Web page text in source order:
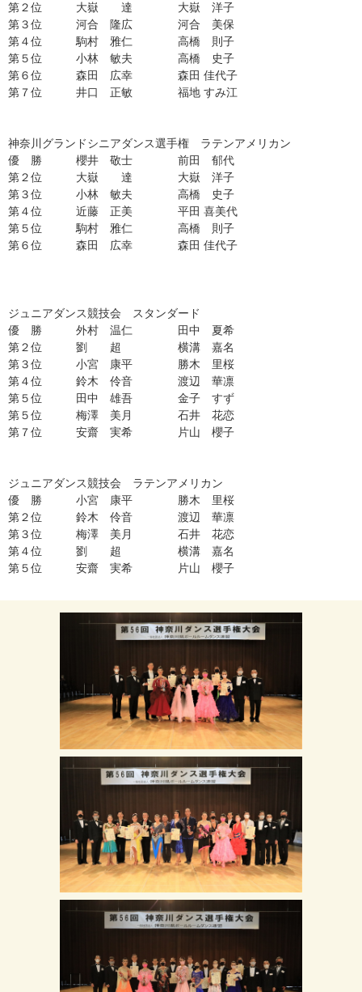
第２位 大嶽 達 大嶽 洋子
第３位 河合 隆広 河合 美保
第４位 駒村 雅仁 高橋 則子
第５位 小林 敏夫 高橋 史子
第６位 森田 広幸 森田 佳代子
第７位 井口 正敏 福地 すみ江
神奈川グランドシニアダンス選手権 ラテンアメリカン
優 勝 櫻井 敬士 前田 郁代
第２位 大嶽 達 大嶽 洋子
第３位 小林 敏夫 高橋 史子
第４位 近藤 正美 平田 喜美代
第５位
駒村 雅仁 高橋 則子
第６位
森田 広幸 森田 佳代子
ジュニアダンス競技会 スタンダード
優 勝 外村 温仁 田中 夏希
第２位
劉 超 横溝 嘉名
第３位 小宮 康平
勝木 里桜
第４位 鈴木 伶音 渡辺 華凛
第５位
田中 雄吾 金子 すず
第５位 梅澤 美月 石井 花恋
第７位 安齋 実希 片山 櫻子
ジュニアダンス競技会 ラテンアメリカン
優 勝 小宮 康平
勝木 里桜
第２位 鈴木 伶音 渡辺 華凛
第３位 梅澤 美月 石井 花恋
第４位 劉 超 横溝 嘉名
第５位 安齋 実希 片山 櫻子